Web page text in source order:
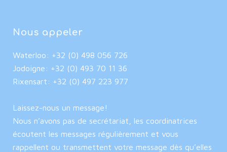
Nous appeler
Waterloo: +32 (0) 498 056 726
Jodoigne: +32 (0) 493 70 11 36
Rixensart: +32 (0) 497 223 977
Laissez-nous un message!
Nous n’avons pas de secrétariat, les coordinatrices
écoutent les messages régulièrement et vous
rappellent ou transmettent votre message dès qu’elles